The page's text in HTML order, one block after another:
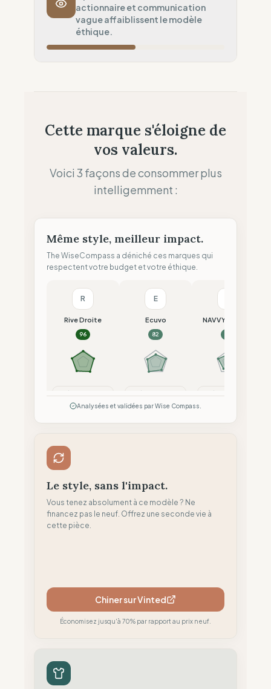
Risque de fret aérien
Ancrage Local
Présence physique (Réseau de boutiques)
actionnaire et communication
vague affaiblissent le modèle
éthique.
Priorité dividendes (Actionnaires)
Clarté des Allégations
Cette marque s'éloigne de
vos valeurs.
Voici 3 façons de consommer plus
intelligemment :
Même style, meilleur impact.
The WiseCompass a déniché ces marques qui
respectent votre budget et votre éthique.
R
Rive Droite
96
E
Ecuvo
82
NAVVY London
Analysées et validées par Wise Compass.
Le style, sans l'impact.
Vous tenez absolument à ce modèle ? Ne
financez pas le neuf. Offrez une seconde vie à
cette pièce.
Chiner sur Vinted
Économisez jusqu'à 70% par rapport au prix neuf.